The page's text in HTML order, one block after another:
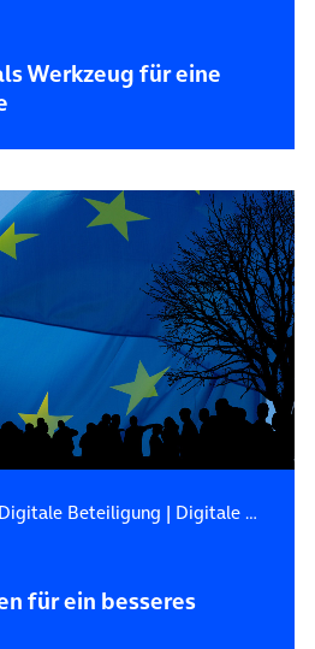
Werkzeug für eine
Digitale Beteiligung | Digitale Nachhaltigkeit
für ein besseres